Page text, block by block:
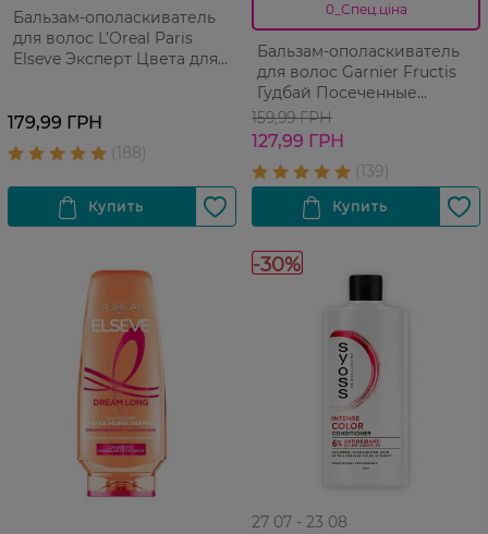
Бальзам-ополаскиватель
для волос L’Oreal Paris
Elseve Эксперт Цвета для
мл
179,99 ГРН
0_Спец.ціна
Бальзам-ополаскиватель
для волос Garnier Fructis
Гудбай Посеченные
Кончики 200 мл
159,99 ГРН
127,99 ГРН
-30%
27 07 - 23 08